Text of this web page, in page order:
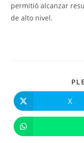
permitió alcanzar
de alto nivel.
abre
en
X